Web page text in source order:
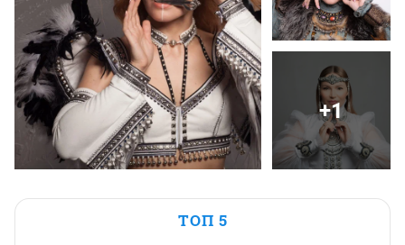
+1
ТОП 5